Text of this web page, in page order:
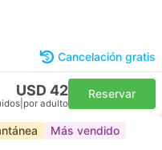
Cancelación gratis
USD 42
por adulto
Reservar
Más vendido